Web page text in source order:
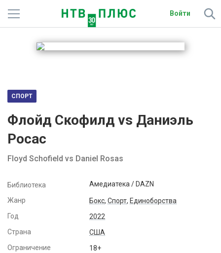
Войти
Телеканалы
Радио
Спутниковым абонентам
Активировать промокод
СПОРТ
Флойд Скофилд vs Даниэль
Росас
Floyd Schofield vs Daniel Rosas
Библиотека Амедиатека / DAZN
Жанр Бокс, Спорт, Единоборства
Год
2022
Страна
США
Ограничение
18+